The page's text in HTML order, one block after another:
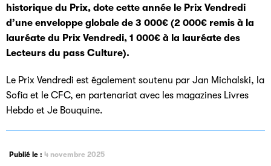
historique du Prix, dote cette année le Prix Vendredi
d’une enveloppe globale de 3 000€ (2 000€ remis à la
lauréate du Prix Vendredi, 1 000€ à la lauréate des
Lecteurs du pass Culture).
Le Prix Vendredi est également soutenu par Jan Michalski, la
Sofia et le CFC, en partenariat avec les magazines Livres
Hebdo et Je Bouquine.
Publié le : 4 novembre 2025